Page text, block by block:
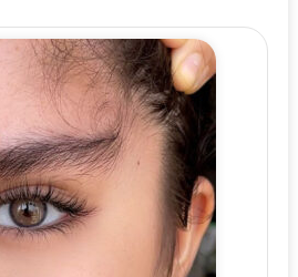
20,000,000